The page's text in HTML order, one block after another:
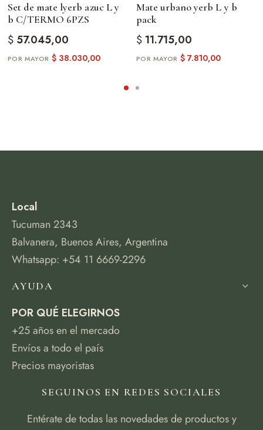
Set de mate lyerb azuc L y
b C/TERMO 6PZS
$57.045,00
$38.030,00
Mate urbano yerb L y b
pack
$11.715,00
$7.810,00
Local
Tucuman 2343
Balvanera, Buenos Aires, Argentina
Whatsapp: +54 11 6669-2296
AYUDA
POR QUÉ ELEGIRNOS
+25 años en el mercado
Envíos a todo el país
Precios mayoristas
SEGUINOS EN REDES SOCIALES
Entérate de todas las novedades de productos y